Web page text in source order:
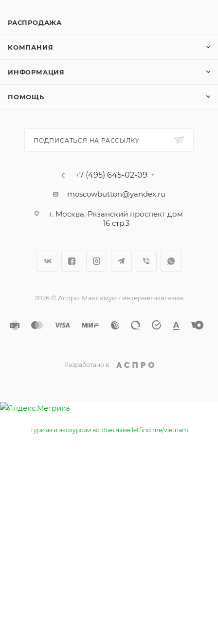
РАСПРОДАЖА
КОМПАНИЯ
ИНФОРМАЦИЯ
ПОМОЩЬ
ПОДПИСАТЬСЯ НА РАССЫЛКУ
+7 (495) 645-02-09
moscowbutton@yandex.ru
г. Москва, Рязанский проспект дом
16 стр.3
2026 © Аспро: Максимум - интернет-магазин
Разработано в
Туризм и экскурсии во Вьетнаме letfind.me/vietnam